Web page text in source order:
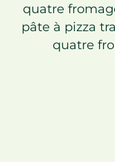
quatre
pâte à pizza
quatre